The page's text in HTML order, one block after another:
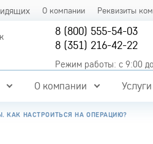
О компании Реквизиты
8 (800) 555-54-03
8 (351) 216-42-22
Режим работы: с 9:00
О компании Услуги
КАК НАСТРОИТЬСЯ НА ОПЕРАЦИЮ?